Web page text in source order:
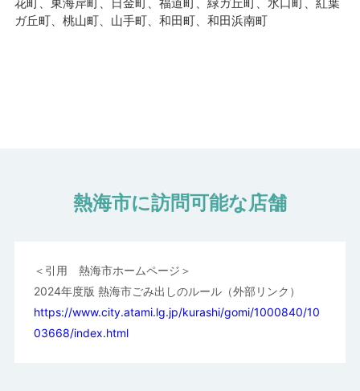
ガ丘町、桃山町、山手町、和田町、和田浜南町
熱海市に訪問可能な店舗
＜引用 熱海市ホームページ＞
2024年度版 熱海市ごみ出しのルール（外部リンク）
https://www.city.atami.lg.jp/kurashi/gomi/1000840/10
03668/index.html